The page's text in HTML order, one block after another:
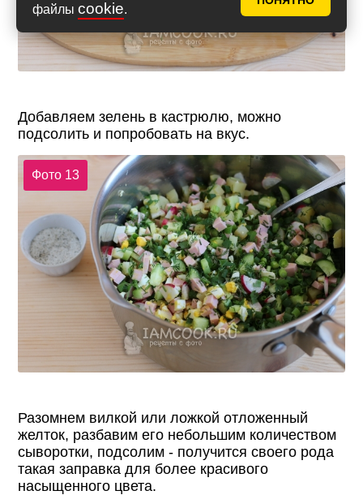
файлы cookie.
Добавляем зелень в кастрюлю, можно
подсолить и попробовать на вкус.
Фото 13
Разомнем вилкой или ложкой отложенный
желток, разбавим его небольшим количеством
сыворотки, подсолим - получится своего рода
такая заправка для более красивого
насыщенного цвета.